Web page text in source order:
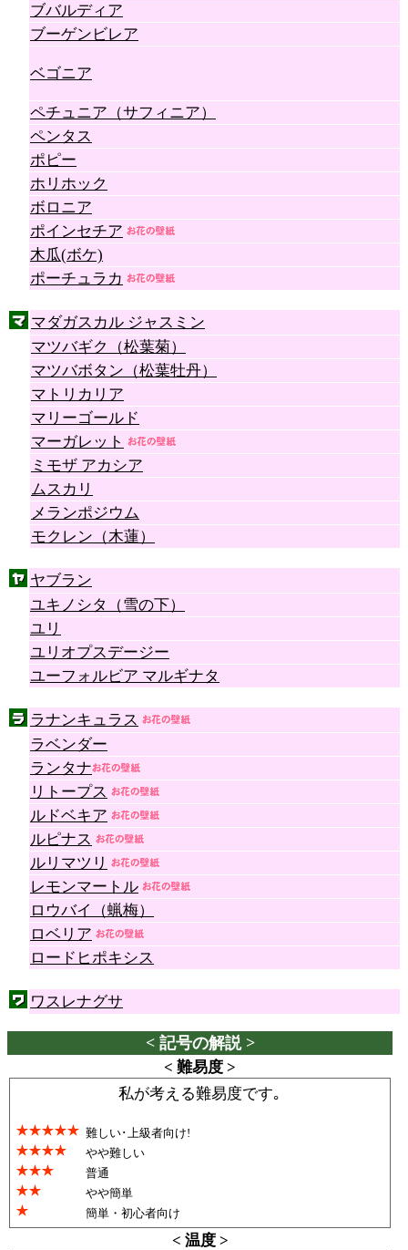
ブバルディア
ブーゲンビレア
ベゴニア
ペチュニア（サフィニア）
ペンタス
ポピー
ホリホック
ボロニア
ポインセチア
木瓜(ボケ)
ポーチュラカ
マダガスカル ジャスミン
マツバギク（松葉菊）
マツバボタン（松葉牡丹）
マトリカリア
マリーゴールド
マーガレット
ミモザ アカシア
ムスカリ
メランポジウム
モクレン（木蓮）
ヤブラン
ユキノシタ（雪の下）
ユリ
ユリオプスデージー
ユーフォルビア マルギナタ
ラナンキュラス
ラベンダー
ランタナ
リトープス
ルドベキア
ルピナス
ルリマツリ
レモンマートル
ロウバイ（蝋梅）
ロベリア
ロードヒポキシス
ワスレナグサ
< 記号の解説 >
< 難易度 >
私が考える難易度です｡
難しい･上級者向け!
やや難しい
普通
やや簡単
簡単・初心者向け
< 温度 >